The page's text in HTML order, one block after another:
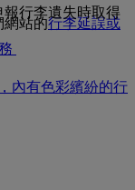
網站的行李延誤或
行李遺失時取得